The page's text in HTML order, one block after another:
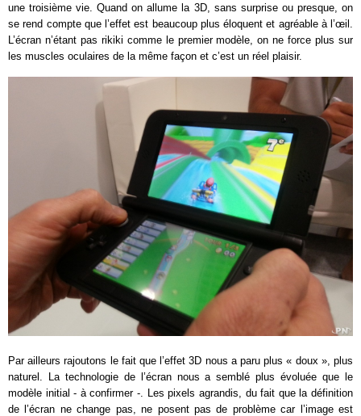
une troisième vie. Quand on allume la 3D, sans surprise ou presque, on
se rend compte que l’effet est beaucoup plus éloquent et agréable à l’œil.
L’écran n’étant pas rikiki comme le premier modèle, on ne force plus sur
les muscles oculaires de la même façon et c’est un réel plaisir.
Par ailleurs rajoutons le fait que l’effet 3D nous a paru plus « doux », plus
naturel. La technologie de l’écran nous a semblé plus évoluée que le
modèle initial - à confirmer -. Les pixels agrandis, du fait que la définition
de l’écran ne change pas, ne posent pas de problème car l’image est